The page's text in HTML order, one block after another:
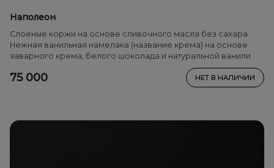
Наполеон
Слоеные коржи на основе сливочного масла без сахара
Нежная ванильная намелака (название крема) на основе
заварного крема, белого шоколада и натуральной ванили
75 000 НЕТ В НАЛИЧИИ